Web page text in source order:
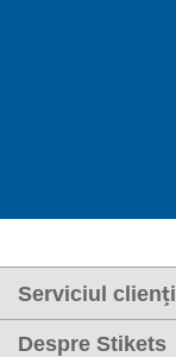
Serviciul clienți
Despre Stikets